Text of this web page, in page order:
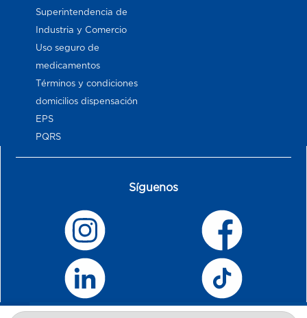
Superintendencia de
Industria y Comercio
Uso seguro de
medicamentos
Términos y condiciones
domicilios dispensación
EPS
PQRS
Síguenos